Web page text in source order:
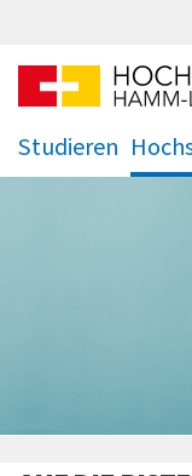
Studieren
. .